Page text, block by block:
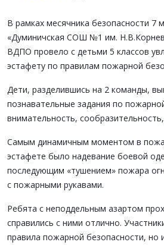
В рамках месячника безопасности
«Думиничская СОШ №1 им.
ВДПО провело с детьми 5 классов
эстафету по правилам пожарной
Дети, разделившись на 2 команды,
познавательные задания по
внимательность,
Самым динамичным моментом в
эстафете было надевание боевой
последующим «тушением» пожара
с пожарными рукавами.
Ребята с неподдельным азартом
справились с ними отлично.
правила пожарной безопасности, но